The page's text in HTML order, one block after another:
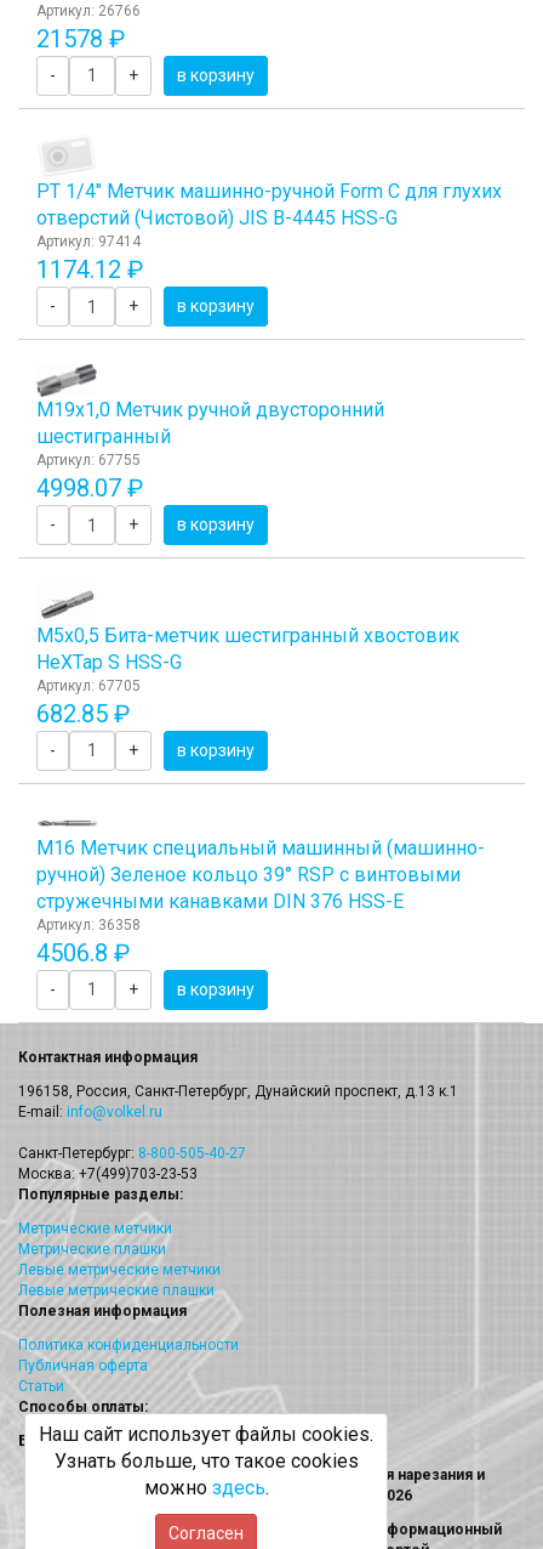
Артикул: 26766
21578 ₽
- + в корзину
PT 1/4" Метчик машинно-ручной Form C для глухих
отверстий (Чистовой) JIS B-4445 HSS-G
Артикул: 97414
1174.12 ₽
- + в корзину
М19х1,0 Метчик ручной двусторонний
шестигранный
Артикул: 67755
4998.07 ₽
- + в корзину
М5х0,5 Бита-метчик шестигранный хвостовик
HeХTap S HSS-G
Артикул: 67705
682.85 ₽
- + в корзину
М16 Метчик специальный машинный (машинно-
ручной) Зеленое кольцо 39° RSP с винтовыми
стружечными канавками DIN 376 HSS-E
Артикул: 36358
4506.8 ₽
- + в корзину
Контактная информация
196158, Россия, Санкт-Петербург, Дунайский проспект, д.13 к.1
E-mail: info@volkel.ru
Санкт-Петербург: 8-800-505-40-27
Москва: +7(499)703-23-53
Популярные разделы:
Метрические метчики
Метрические плашки
Левые метрические метчики
Левые метрические плашки
Полезная информация
Политика конфиденциальности
Публичная оферта
Статьи
Способы оплаты:
Безналичный платеж
Volkel (Волкел) метчики, плашки, наборы для нарезания и
восстановления резьбы © 2013 - 2026
Информация на сайте носит исключительно информационный
Наш сайт использует файлы cookies.
Узнать больше, что такое cookies
можно здесь.
Согласен